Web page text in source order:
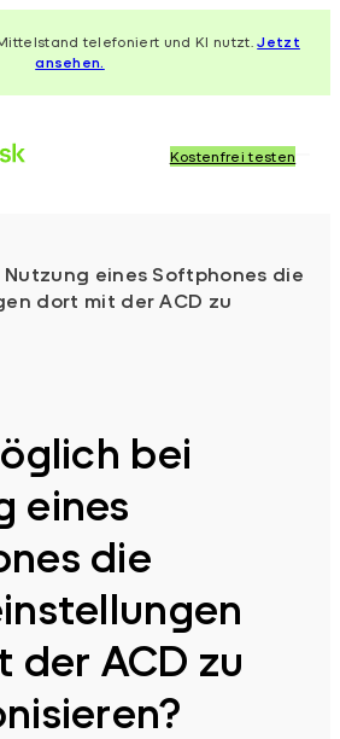
telefoniert und KI nutzt.Jetzt
ansehen.
Kostenfrei testen
Nutzung eines Softphones die
dort mit der ACD zu
bei
eines
die
ACD zu